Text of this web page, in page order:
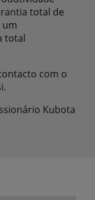
total de
um
total
com o
Kubota